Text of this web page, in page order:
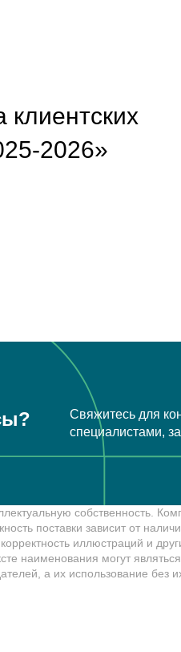
2026»
Свяжитесь для
специалистами,
собственность.
поставки зависит от
иллюстраций и
наименования могут
а их использование без